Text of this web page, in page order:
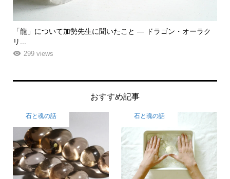
「龍」について加勢先生に聞いたこと ― ドラゴン・オーラク
リ...
299 views
おすすめ記事
石と魂の話 石と魂の話